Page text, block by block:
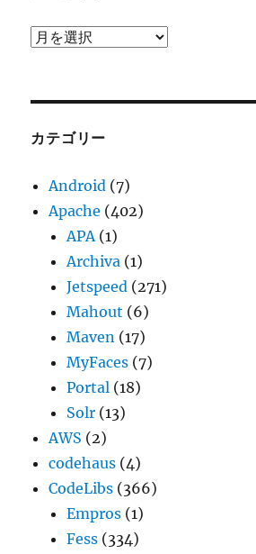
ア
ブ
カテゴリー
Android (7)
Apache (402)
APA(1)
Archiva (1)
Jetspeed (271)
Mahout (6)
Maven (17)
MyFaces (7)
Portal (18)
Solr (13)
AWS (2)
codehaus (4)
CodeLibs (366)
Empros (1)
Fess (334)